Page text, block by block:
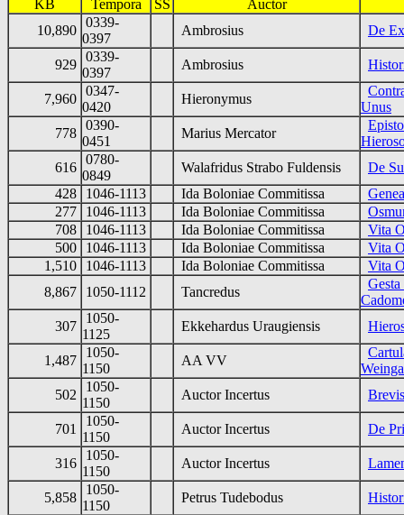
KB Tempora SS
Auctor
10,890
0339-
0397
Ambrosius De
929
0339-
0397
Ambrosius
7,960
0347-
0420
Hieronymus
Unus
778
0390-
0451
Marius Mercator
616
0780-
0849
Walafridus Strabo Fuldensis
De
428
1046-1113 Ida Boloniae Commitissa
277
1046-1113 Ida Boloniae Commitissa
708
1046-1113 Ida Boloniae Commitissa
Vita
500
1046-1113 Ida Boloniae Commitissa
Vita
1,510
1046-1113 Ida Boloniae Commitissa
Vita
8,867
1050-1112 Tancredus
307
1050-
1125
Ekkehardus Uraugiensis
1,487
1050-
1150
AA VV
502
1050-
1150
Auctor Incertus
701
1050-
1150
Auctor Incertus De
316
1050-
1150
Auctor Incertus
5,858
1050-
1150
Petrus Tudebodus